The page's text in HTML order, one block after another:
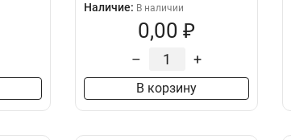
Наличие: В наличии
0,00 ₽
– +
В корзину